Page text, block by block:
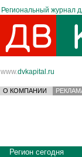
Региональный журнал
www.dvkapital.ru
О КОМПАНИИ
Регион сегодня